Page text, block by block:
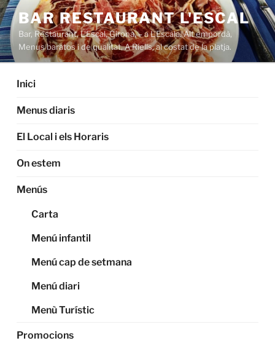
Saltar
al
contenido
BAR RESTAURANT L'ESCAL
Bar, Restaurant, L'Escal, Girona, – a L'Escala. Alt empordà,
Menus baratos i de qualitat. A Riells, al costat de la platja.
Inici
Menus diaris
El Local i els Horaris
On estem
Menús
Carta
Menú infantil
Menú cap de setmana
Menú diari
Menù Turístic
Promocions